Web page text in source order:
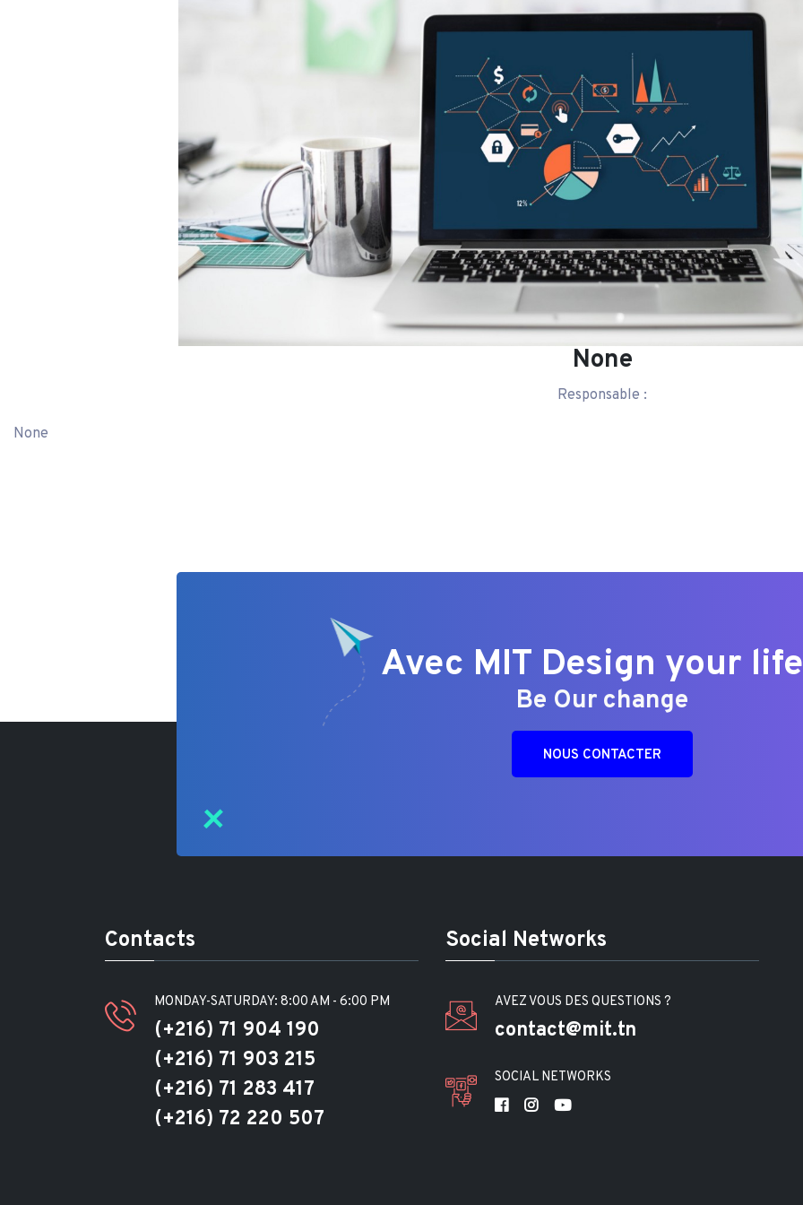
None
Responsable :
None
Avec MIT Design your
Be Our change
NOUS CONTACTER
Contacts
MONDAY-SATURDAY: 8:00 AM - 6:00 PM
(+216) 71 904 190
(+216) 71 903 215
(+216) 71 283 417
(+216) 72 220 507
Social Networks
AVEZ VOUS DES QUESTIONS ?
contact@mit.tn
SOCIAL NETWORKS